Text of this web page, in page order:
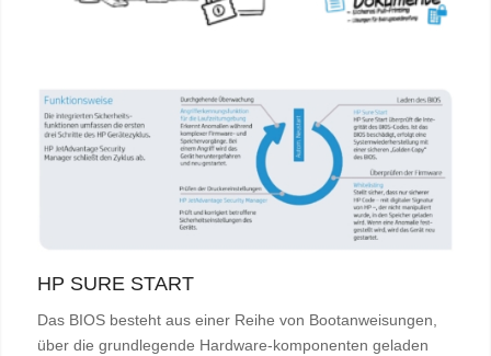
HP SURE START
Das BIOS besteht aus einer Reihe von Bootanweisungen,
über die grundlegende Hardware-komponenten geladen